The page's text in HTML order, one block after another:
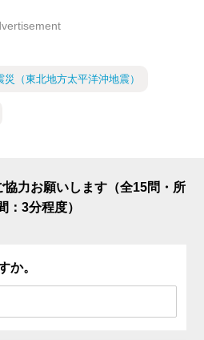
災（東北地方太平洋沖地震）
協力お願いします（全15問・所
：3分程度）
か。